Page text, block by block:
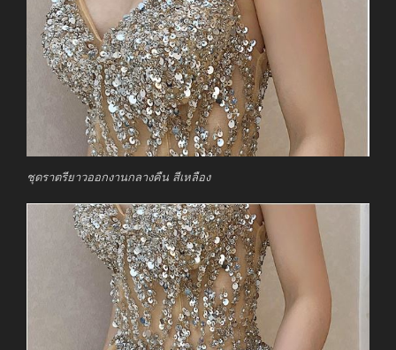
ชุดราตรียาวออกงานกลางคืน สีเหลือง